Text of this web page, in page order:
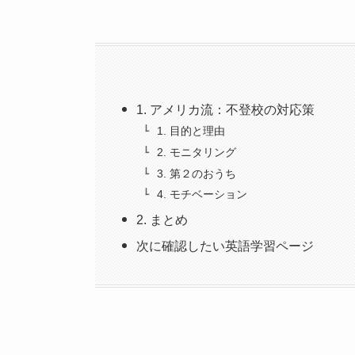
1. アメリカ流：不登校の対応策
1. 目的と理由
2. モニタリング
3. 第２のおうち
4. モチベーション
2. まとめ
次に確認したい英語学習ページ